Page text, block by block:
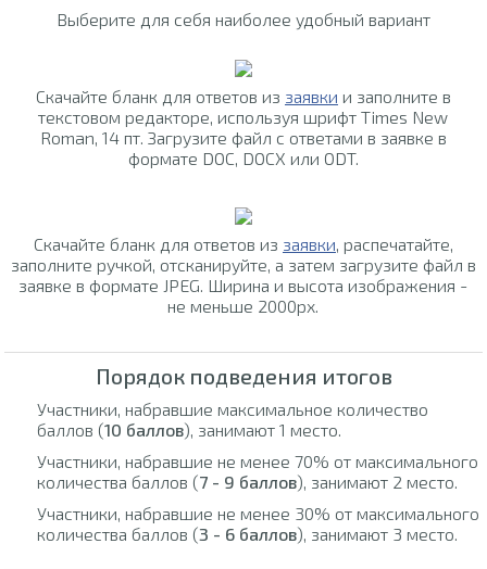
Выберите для себя наиболее удобный вариант
Скачайте бланк для ответов из заявки и заполните в
текстовом редакторе, используя шрифт Times New
Roman, 14 пт. Загрузите файл с ответами в заявке в
формате DOC, DOCX или ODT.
Скачайте бланк для ответов из заявки, распечатайте,
заполните ручкой, отсканируйте, а затем загрузите файл в
заявке в формате JPEG. Ширина и высота изображения -
не меньше 2000px.
Порядок подведения итогов
Участники, набравшие максимальное количество
баллов (10 баллов), занимают 1 место.
Участники, набравшие не менее 70% от максимального
количества баллов (7 - 9 баллов), занимают 2 место.
Участники, набравшие не менее 30% от максимального
количества баллов (3 - 6 баллов), занимают 3 место.